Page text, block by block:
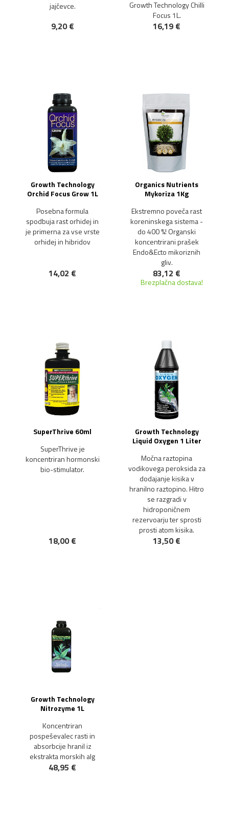
jajčevce.
9,20 €
Growth Technology Chilli
Focus 1L.
16,19 €
Growth Technology
Orchid Focus Grow 1L
Posebna formula
spodbuja rast orhidej in
je primerna za vse vrste
orhidej in hibridov
14,02 €
Brezplačna dostava!
Organics Nutrients
Mykoriza 1Kg
Ekstremno poveča rast
koreninskega sistema -
do 400 %! Organski
koncentrirani prašek
Endo&Ecto mikoriznih
gliv.
83,12 €
SuperThrive 60ml
SuperThrive je
koncentriran hormonski
bio-stimulator.
18,00 €
Growth Technology
Liquid Oxygen 1 Liter
Močna raztopina
vodikovega peroksida za
dodajanje kisika v
hranilno raztopino. Hitro
se razgradi v
hidroponičnem
rezervoarju ter sprosti
prosti atom kisika.
13,50 €
Growth Technology
Nitrozyme 1L
Koncentriran
pospeševalec rasti in
absorbcije hranil iz
ekstrakta morskih alg
48,95 €